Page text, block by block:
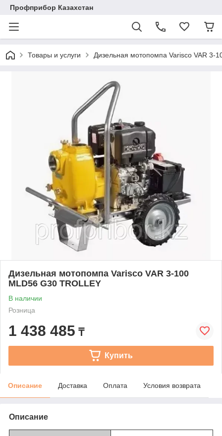
Профприбор Казахстан
Товары и услуги Дизельная мотопомпа Varisco VAR 3-
Дизельная мотопомпа Varisco VAR 3-100
MLD56 G30 TROLLEY
В наличии
Розница
1 438 485 ₸
Купить
Описание Доставка Оплата Условия возврата
Описание